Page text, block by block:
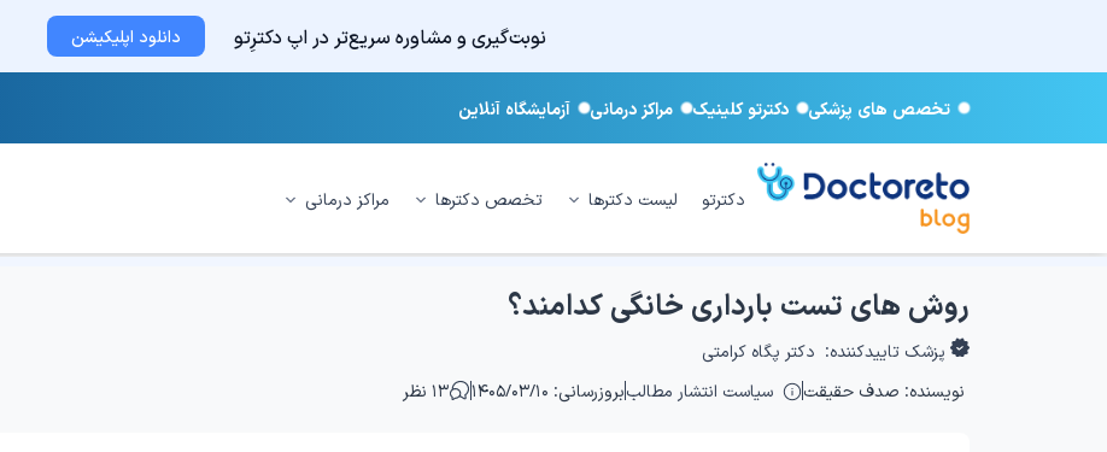
نوبت‌گیری و مشاوره سریع‌تر در اپ دکترِتو دانلود اپلیکیشن
تخصص های پزشکی دکترتو کلینیک مراکز درمانی آزمایشگاه آنلاین
دکترتو لیست دکترها تخصص دکترها مراکز درمانی
روش های تست بارداری خانگی کدامند؟
پزشک تاییدکننده: دکتر پگاه کرامتی
نویسنده: صدف حقیقت سیاست انتشار مطالببروزرسانی: ۱۴۰۵/۰۳/۱۰ ۱۳ نظر